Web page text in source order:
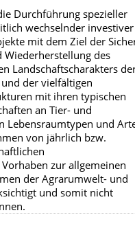
Durchführung spezieller
wechselnder investiver
mit dem Ziel der
Wiederherstellung des
Landschaftscharakters
der vielfältigen
mit ihren typischen
an Tier- und
Lebensraumtypen und
von jährlich bzw.
zur allgemeinen
der Agrarumwelt- und
und somit nicht